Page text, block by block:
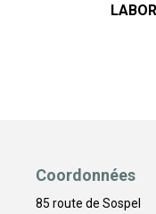
Coordonnées
85 route de Sospel